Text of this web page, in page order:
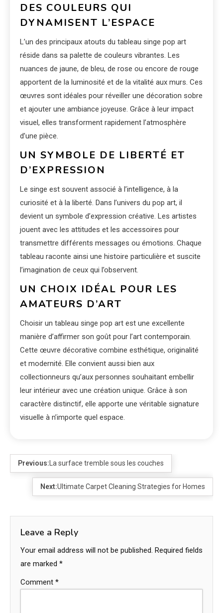
DES COULEURS QUI
DYNAMISENT L’ESPACE
L’un des principaux atouts du tableau singe pop art
réside dans sa palette de couleurs vibrantes. Les
nuances de jaune, de bleu, de rose ou encore de rouge
apportent de la luminosité et de la vitalité aux murs. Ces
œuvres sont idéales pour réveiller une décoration sobre
et ajouter une ambiance joyeuse. Grâce à leur impact
visuel, elles transforment rapidement l’atmosphère
d’une pièce.
UN SYMBOLE DE LIBERTÉ ET
D’EXPRESSION
Le singe est souvent associé à l’intelligence, à la
curiosité et à la liberté. Dans l’univers du pop art, il
devient un symbole d’expression créative. Les artistes
jouent avec les attitudes et les accessoires pour
transmettre différents messages ou émotions. Chaque
tableau raconte ainsi une histoire particulière et suscite
l’imagination de ceux qui l’observent.
UN CHOIX IDÉAL POUR LES
AMATEURS D’ART
Choisir un tableau singe pop art est une excellente
manière d’affirmer son goût pour l’art contemporain.
Cette œuvre décorative combine esthétique, originalité
et modernité. Elle convient aussi bien aux
collectionneurs qu’aux personnes souhaitant embellir
leur intérieur avec une création unique. Grâce à son
caractère distinctif, elle apporte une véritable signature
visuelle à n’importe quel espace.
Previous: La surface tremble sous les couches
Next:Ultimate Carpet Cleaning Strategies for Homes
Leave a Reply
Your email address will not be published. Required fields
are marked *
Comment *